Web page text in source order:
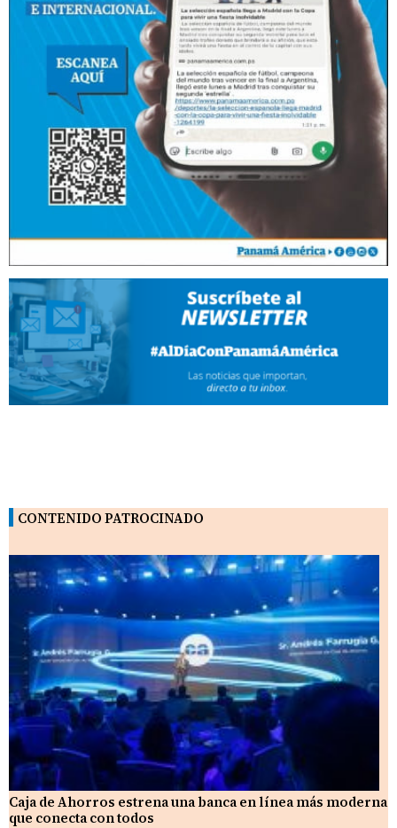
CONTENIDO PATROCINADO
Caja de Ahorros estrena una banca en línea más moderna
que conecta con todos